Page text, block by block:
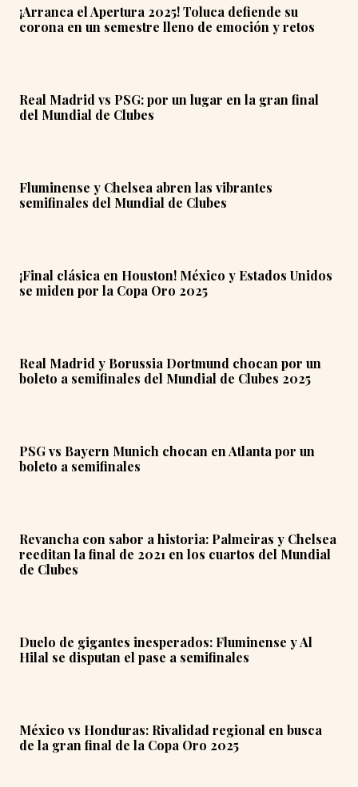
¡Arranca el Apertura 2025! Toluca defiende su
corona en un semestre lleno de emoción y retos
Real Madrid vs PSG: por un lugar en la gran final
del Mundial de Clubes
Fluminense y Chelsea abren las vibrantes
semifinales del Mundial de Clubes
¡Final clásica en Houston! México y Estados Unidos
se miden por la Copa Oro 2025
Real Madrid y Borussia Dortmund chocan por un
boleto a semifinales del Mundial de Clubes 2025
PSG vs Bayern Munich chocan en Atlanta por un
boleto a semifinales
Revancha con sabor a historia: Palmeiras y Chelsea
reeditan la final de 2021 en los cuartos del Mundial
de Clubes
Duelo de gigantes inesperados: Fluminense y Al
Hilal se disputan el pase a semifinales
México vs Honduras: Rivalidad regional en busca
de la gran final de la Copa Oro 2025